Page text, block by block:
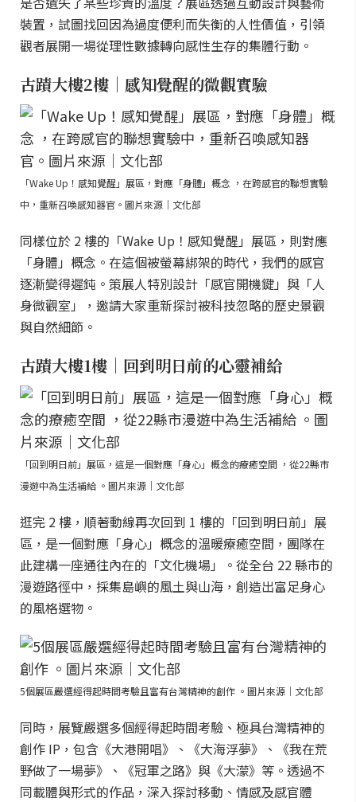
裝置，試圖找回因為過度便利而失衡的人性價值，引領
觀者展開一場從理性數據轉向感性生存的集體行動。
古蹟大樓2樓｜感知覺醒的微觀實驗
「Wake Up！感知覺醒」展區，對應「身體」概念 ，在跨感官的聯想實驗
中，重新召喚感知器官。圖片來源｜文化部
同樣位於 2 樓的「Wake Up！感知覺醒」展區，則對應
「身體」概念。在這個被螢幕綁架的時代，我們的感官
逐漸變得遲鈍。策展人特別設計「感官開機鍵」與「人
身微觀室」，邀請大家重新探討被科技忽略的歷史景觀
與自然細節。
古蹟大樓1樓｜回到明日前的心靈補給
「回到明日前」展區，這是一個對應「身心」概念的療癒空間 ，從22縣市
漫遊中為生活補給 。圖片來源｜文化部
逛完 2 樓，順著動線再次回到 1 樓的「回到明日前」展
區，是一個對應「身心」概念的溫暖療癒空間，團隊在
此建構一座通往內在的「文化機場」。從全台 22 縣市的
漫遊路徑中，採集島嶼的風土與山海，創造出富足身心
的風格選物。
5個展區嚴選經得起時間考驗且富有台灣精神的創作 。圖片來源｜文化部
同時，展覽嚴選多個經得起時間考驗、極具台灣精神的
創作 IP，包含《大港開唱》、《大海浮夢》、《我在荒
野做了一場夢》、《冠軍之路》與《大濛》等。透過不
同載體與形式的作品，深入探討移動、情感及感官體